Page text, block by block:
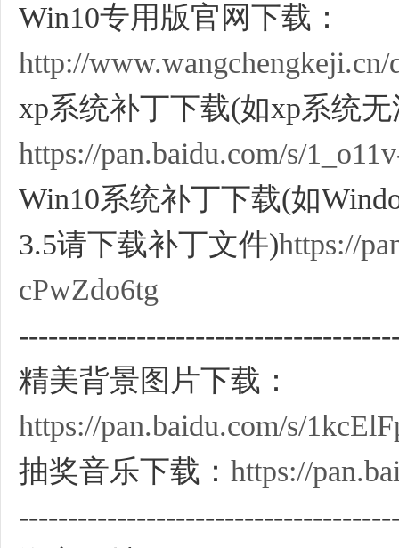
Win10专用版官网下载：
http://
xp系统补丁下载(如xp系统
https://pan.baidu.com/s/
Win10系统补丁下载(如
3.5请下载补丁文件)https://
cPwZdo6tg
精美背景图片下载：
https://pan.baidu.com/s/
抽奖音乐下载： https://